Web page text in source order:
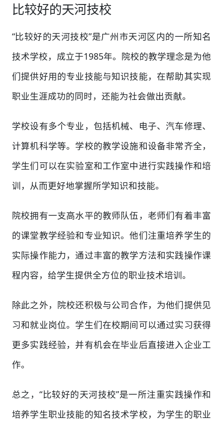
比较好的天河技校
“比较好的天河技校”是广州市天河区内的一所知名
技术学校，成立于1985年。院校的教学理念是为他
们提供好用的专业技能与知识技能，在帮助其实现
职业生涯成功的同时，还能为社会做出贡献。
学校设有多个专业，包括机械、电子、汽车修理、
计算机科学等。学校的教学设施和设备非常齐全，
学生们可以在实验室和工作室中进行实践操作和培
训，从而更好地掌握所学知识和技能。
院校拥有一支高水平的教师队伍，老师们有着丰富
的课堂教学经验和专业知识。他们注重培养学生的
实际操作能力，通过丰富的教学方法和实践操作课
程内容，给学生提供全方位的职业技术培训。
除此之外，院校还积极与公司合作，为他们提供见
习和就业岗位。学生们在校期间可以通过实习获得
更多实践经验，并有机会在毕业后直接进入企业工
作。
总之，“比较好的天河技校”是一所注重实践操作和
培养学生职业技能的知名技术学校，为学生的职业